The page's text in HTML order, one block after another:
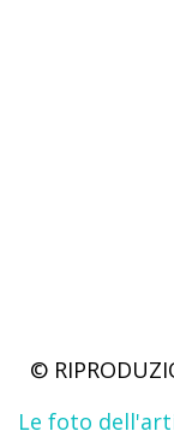
©
Le foto